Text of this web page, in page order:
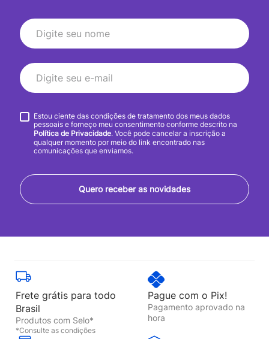
Quero receber as novidades
Estou ciente das condições de tratamento dos meus dados
pessoais e forneço meu consentimento conforme descrito na
Política de Privacidade. Você pode cancelar a inscrição a
qualquer momento por meio do link encontrado nas
comunicações que enviamos.
Frete grátis para todo
Brasil
Produtos com Selo*
*Consulte as condições
Pague com o Pix!
Pagamento aprovado na
hora